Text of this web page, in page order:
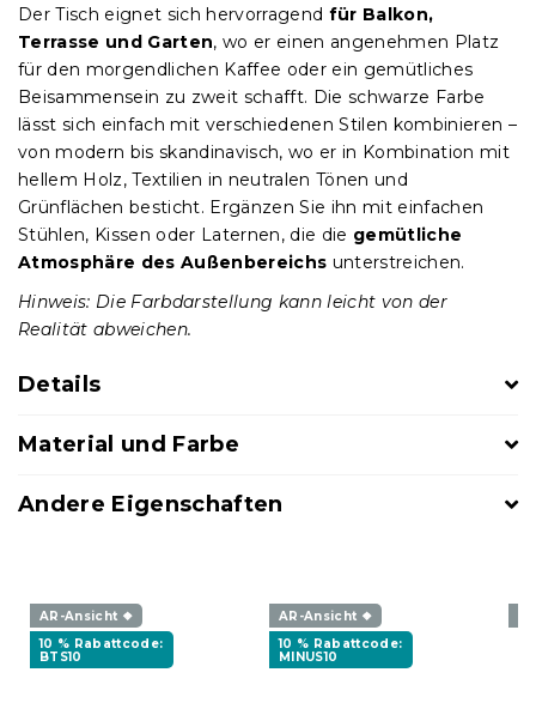
Der Tisch eignet sich hervorragend für Balkon,
Terrasse und Garten, wo er einen angenehmen Platz
für den morgendlichen Kaffee oder ein gemütliches
Beisammensein zu zweit schafft. Die schwarze Farbe
lässt sich einfach mit verschiedenen Stilen kombinieren –
von modern bis skandinavisch, wo er in Kombination mit
hellem Holz, Textilien in neutralen Tönen und
Grünflächen besticht. Ergänzen Sie ihn mit einfachen
Stühlen, Kissen oder Laternen, die die gemütliche
Atmosphäre des Außenbereichs unterstreichen.
Hinweis: Die Farbdarstellung kann leicht von der
Realität abweichen.
Details
Material und Farbe
Andere Eigenschaften
AR-Ansicht ❖
10 % Rabattcode:
BTS10
AR-Ansicht ❖
10 % Rabattcode:
MINUS10